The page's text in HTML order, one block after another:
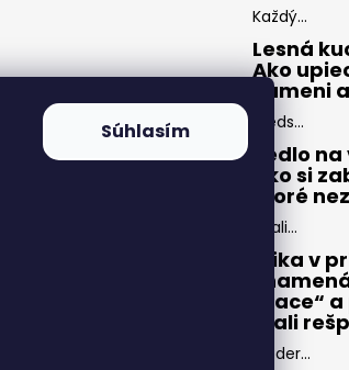
Súhlasím
Každý...
Lesná
Ako
kameni
Preds...
Jedlo
Ako si
ktoré
Zbali...
Etika v
Trace“
mali
Moder...